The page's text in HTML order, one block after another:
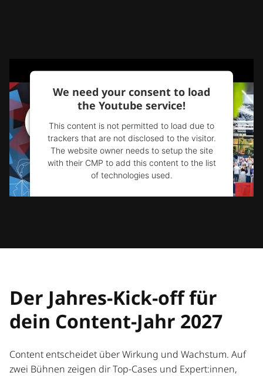
We need your consent to load
the Youtube service!
This content is not permitted to load due to
trackers that are not disclosed to the visitor.
The website owner needs to setup the site
with their CMP to add this content to the list
of technologies used.
Powered byUsercentrics Consent
Der Jahres-Kick-off für
dein Content-Jahr 2027
Content entscheidet über Wirkung und Wachstum. Auf
zwei Bühnen zeigen dir Top-Cases und Expert:innen,